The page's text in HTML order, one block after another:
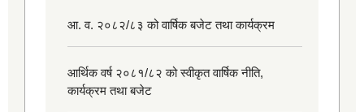
आ. व. २०८२/८३ को वार्षिक बजेट तथा कार्यक्रम
आर्थिक वर्ष २०८१/८२ को स्वीकृत वार्षिक नीति,
कार्यक्रम तथा बजेट